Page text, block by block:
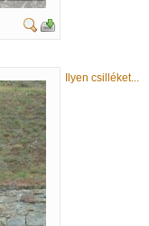
Ilyen csilléket...